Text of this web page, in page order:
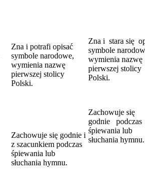
Zna i potrafi opisać
symbole narodowe,
wymienia nazwę
pierwszej stolicy
Polski.
Zachowuje się godnie i
z szacunkiem podczas
śpiewania lub
słuchania hymnu.
Zna i stara się
symbole
wymienia nazwę
pierwszej stolicy
Polski.
Zachowuje się
godnie podczas
śpiewania lub
słuchania hymnu.